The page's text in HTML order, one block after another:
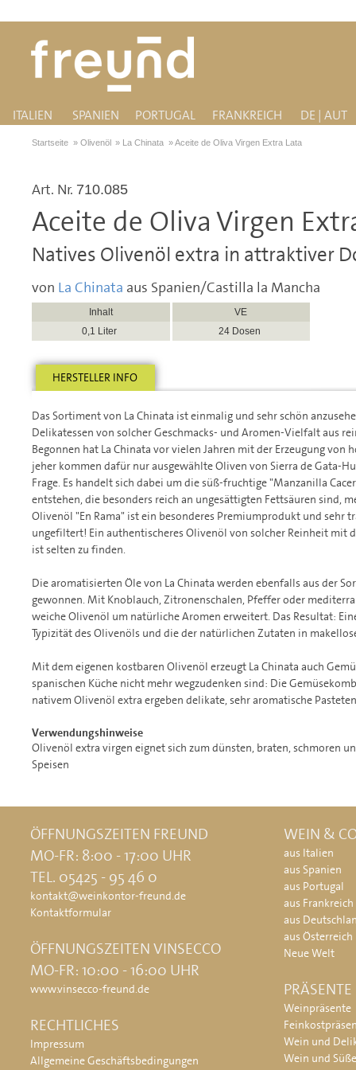
ITALIEN SPANIEN PORTUGAL FRANKREICH DE | AUT
Startseite » Olivenöl » La Chinata »Aceite de Oliva Virgen Extra Lata
Art. Nr. 710.085
Aceite de Oliva Virgen
Natives Olivenöl extra in attraktiver
von La Chinata aus Spanien/Castilla la Mancha
Inhalt
VE
0,1 Liter
24 Dosen
HERSTELLER INFO
Das Sortiment von La Chinata ist einmalig und sehr schön
Delikatessen von solcher Geschmacks- und Aromen-Vielfalt aus
Begonnen hat La Chinata vor vielen Jahren mit der Erzeugung von
jeher kommen dafür nur ausgewählte Oliven von Sierra de Gata-
Frage. Es handelt sich dabei um die süß-fruchtige "Manzanilla
entstehen, die besonders reich an ungesättigten Fettsäuren sind,
Olivenöl "En Rama" ist ein besonderes Premiumprodukt und sehr
ungefiltert! Ein authentischeres Olivenöl von solcher Reinheit mit
ist selten zu finden.
Die aromatisierten Öle von La Chinata werden ebenfalls aus der
gewonnen. Mit Knoblauch, Zitronenschalen, Pfeffer oder
weiche Olivenöl um natürliche Aromen erweitert. Das Resultat:
Typizität des Olivenöls und die der natürlichen Zutaten in
Mit dem eigenen kostbaren Olivenöl erzeugt La Chinata auch
spanischen Küche nicht mehr wegzudenken sind: Die
nativem Olivenöl extra ergeben delikate, sehr aromatische
Verwendungshinweise
Olivenöl extra virgen eignet sich zum dünsten, braten, schmoren
Speisen
ÖFFNUNGSZEITEN FREUND
MO-FR: 8:00 - 17:00 UHR
TEL. 05425 - 95 46 0
kontakt@weinkontor-freund.de
Kontaktformular
ÖFFNUNGSZEITEN VINSECCO
MO-FR: 10:00 - 16:00 UHR
www.vinsecco-freund.de
RECHTLICHES
Impressum
Allgemeine Geschäftsbedingungen
WEIN &
aus Italien
aus Spanien
aus Portugal
aus Frankreich
aus
aus Österreich
Neue Welt
PRÄSENTE
Weinpräsente
Wein und
Wein und